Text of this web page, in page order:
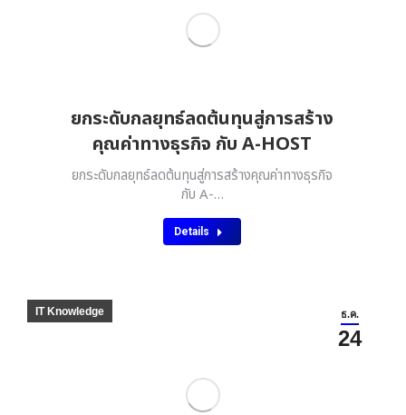
ยกระดับกลยุทธ์ลดต้นทุนสู่การสร้าง
คุณค่าทางธุรกิจ กับ A-HOST
ยกระดับกลยุทธ์ลดต้นทุนสู่การสร้างคุณค่าทางธุรกิจ
กับ A-…
Details
ธ.ค.
24
IT Knowledge